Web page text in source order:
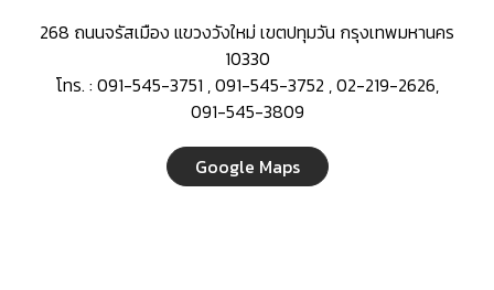
268 ถนนจรัสเมือง แขวงวังใหม่ เขตปทุมวัน กรุงเทพมหานคร
10330
โทร. : 091-545-3751 , 091-545-3752 , 02-219-2626,
091-545-3809
Google Maps